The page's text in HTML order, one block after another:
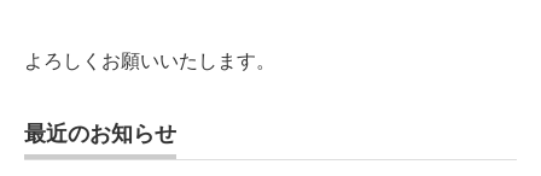
よろしくお願いいたします。
最近のお知らせ